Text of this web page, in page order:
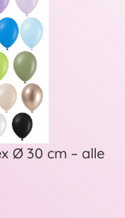
Ø 30 cm – alle